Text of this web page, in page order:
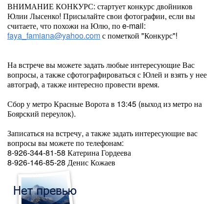
ВНИМАНИЕ КОНКУРС: стартует конкурс двойников
Юлии Лысенко! Присылайте свои фотографии, если вы
считаете, что похожи на Юлю, по e-mail:
faya_famiana@yahoo.comс пометкой "Конкурс"!
На встрече вы можете задать любые интересующие Вас
вопросы, а также сфотографироваться с Юлей и взять у нее
автограф, а также интересно провести время.
Сбор у метро Красные Ворота в 13:45 (выход из метро на
Боярский переулок).
Записаться на встречу, а также задать интересующие вас
вопросы вы можете по телефонам:
8-926-344-81-58 Катерина Гордеева
8-926-146-85-28 Денис Кожаев